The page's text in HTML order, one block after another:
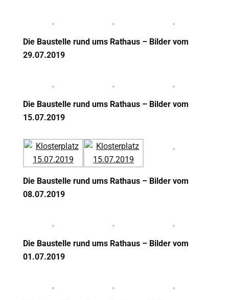
Die Baustelle rund ums Rathaus – Bilder vom
29.07.2019
Die Baustelle rund ums Rathaus – Bilder vom
15.07.2019
Die Baustelle rund ums Rathaus – Bilder vom
08.07.2019
Die Baustelle rund ums Rathaus – Bilder vom
01.07.2019